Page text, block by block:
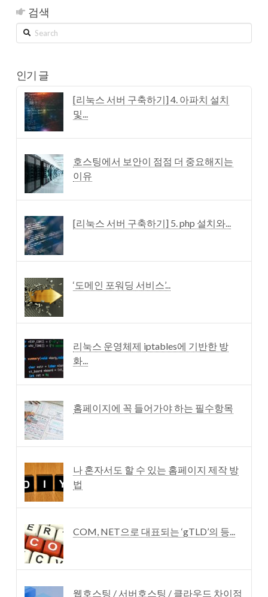
검색
Search
인기 글
[리눅스 서버 구축하기] 4. 아파치 설치
및...
호스팅에서 보안이 점점 더 중요해지는
이유
[리눅스 서버 구축하기] 5. php 설치와...
‘도메인 포워딩 서비스’...
리눅스 운영체제 iptables에 기반한 방
화...
홈페이지에 꼭 들어가야 하는 필수항목
나 혼자서도 할 수 있는 홈페이지 제작 방
법
COM, NET으로 대표되는 ‘gTLD’의 등...
웹호스팅 / 서버호스팅 / 클라우드 차이점